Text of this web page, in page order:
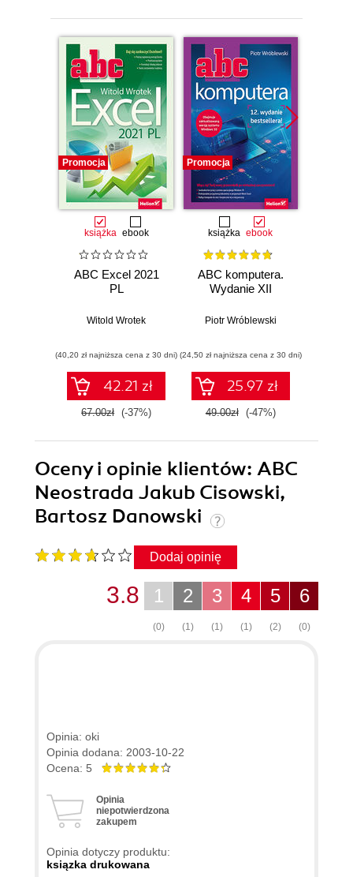
Promocja
książka ebook
ABC Excel 2021
PL
Witold Wrotek
(40,20 zł najniższa cena z 30 dni)
42.21 zł
67.00zł (-37%)
Promocja
książka ebook
ABC komputera.
Wydanie XII
Piotr Wróblewski
(24,50 zł najniższa cena z 30 dni)
25.97 zł
49.00zł (-47%)
Oceny i opinie klientów: ABC
Neostrada Jakub Cisowski,
Bartosz Danowski
Dodaj opinię
6
(0)
5
(2)
4
(1)
3
(1)
2
(1)
1
(0)
3.8
Opinia: oki
Opinia dodana: 2003-10-22
Ocena: 5
Opinia
niepotwierdzona
zakupem
Opinia dotyczy produktu:
ksiązka drukowana